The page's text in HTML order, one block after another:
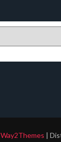
Way2Themes |